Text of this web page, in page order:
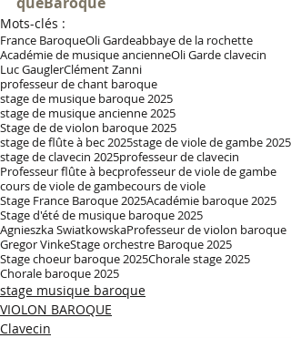
Mots-clés :
France BaroqueOli Gardeabbaye de la rochette
Académie de musique ancienneOli Garde clavecin
Luc GauglerClément Zanni
professeur de chant baroque
stage de musique baroque 2025
stage de musique ancienne 2025
Stage de de violon baroque 2025
stage de flûte à bec 2025stage de viole de gambe 2025
stage de clavecin 2025professeur de clavecin
Professeur flûte à becprofesseur de viole de gambe
cours de viole de gambecours de viole
Stage France Baroque 2025Académie baroque 2025
Stage d'été de musique baroque 2025
Agnieszka SwiatkowskaProfesseur de violon baroque
Gregor VinkeStage orchestre Baroque 2025
Stage choeur baroque 2025Chorale stage 2025
Chorale baroque 2025
stage musique baroque
VIOLON BAROQUE
Clavecin